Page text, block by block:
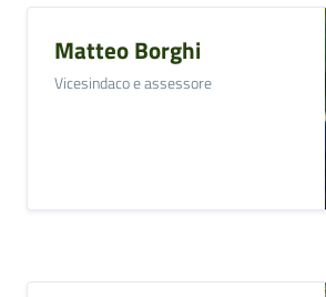
Matteo Borghi
Vicesindaco e assessore